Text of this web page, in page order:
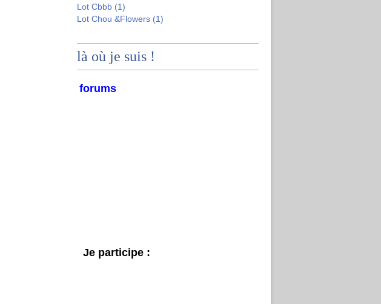
Lot Cbbb (1)
Lot Chou &flowers (1)
là où je suis !
forums
Je participe :